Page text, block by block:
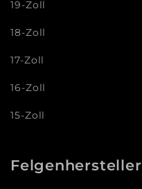
19-Zoll
18-Zoll
17-Zoll
16-Zoll
15-Zoll
Felgenhersteller